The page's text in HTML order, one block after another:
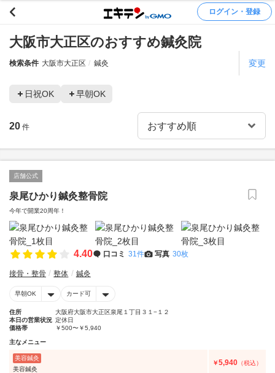
ログイン・登録
大阪市大正区のおすすめ鍼灸院
検索条件 大阪市大正区 鍼灸 変更
日祝OK 早朝OK
20 件
店舗公式
泉尾ひかり鍼灸整骨院
今年で開業20周年！
4.40 口コミ 31件 写真 30枚
接骨・整骨 整体 鍼灸
早朝OK カード可
住所
大阪府大阪市大正区泉尾１丁目３１−１２
本日の営業状況 定休日
価格帯
￥500〜￥5,940
主なメニュー
美容鍼灸
美容鍼灸
￥5,940 （税込）